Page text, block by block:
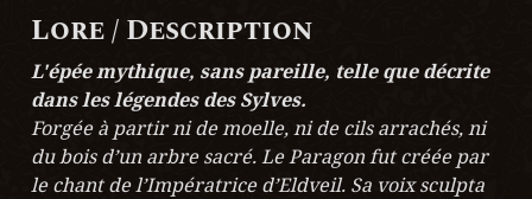
Lore / Description
L'épée mythique, sans pareille, telle que décrite
dans les légendes des Sylves.
Forgée à partir ni de moelle, ni de cils arrachés, ni
du bois d’un arbre sacré. Le Paragon fut créée par
le chant de l’Impératrice d’Eldveil. Sa voix sculpta